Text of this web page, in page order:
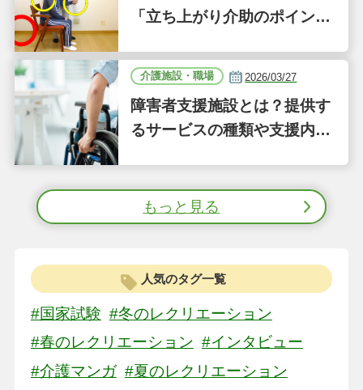
「立ち上がり介助のポイン
（41）
介護施設・職場 2026/03/27
障害者支援施設とは？提供す
るサービスの種類や支援内容
もっと見る
人気のタグ一覧
#国家試験 #冬のレクリエーション
#春のレクリエーション #インタビュー
#介護マンガ #夏のレクリエーション